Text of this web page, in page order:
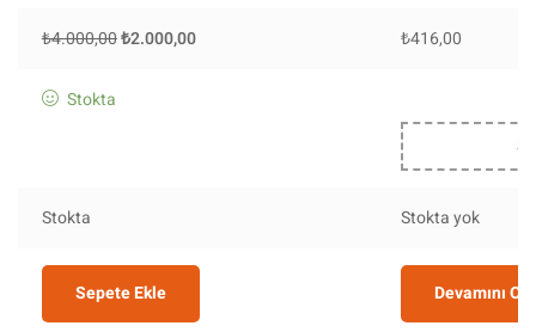
₺4.000,00₺2.000,00 ₺416,00
Stokta
Stokta Stokta yok
Sepete Ekle Devamını